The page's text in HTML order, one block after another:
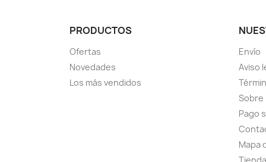
PRODUCTOS
Ofertas
Novedades
Los más vendidos
Envío
Aviso
Pago
Mapa